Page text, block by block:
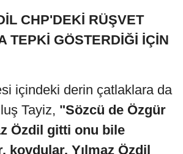
CHP'DEKİ RÜŞVET
TEPKİ GÖSTERDİĞİ İÇİN
içindeki derin çatlaklara da
Tayiz, "Sözcü de Özgür
Özdil gitti onu bile
kovdular. Yılmaz Özdil